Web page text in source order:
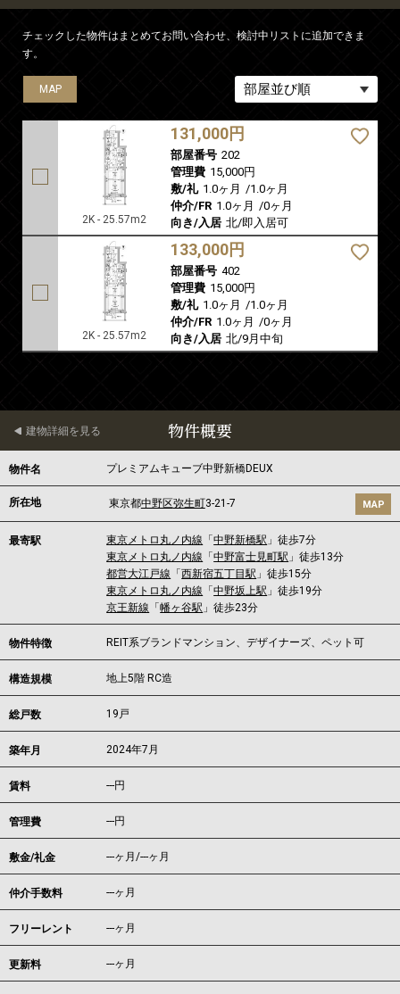
チェックした物件はまとめてお問い合わせ、検討中リストに追加できま
す。
MAP
2K - 25.57m2
131,000円
部屋番号 202
管理費 15,000円
敷/礼 1.0ヶ月 /1.0ヶ月
仲介/FR 1.0ヶ月 /0ヶ月
向き/入居 北/即入居可
MAP
2K - 25.57m2
133,000円
部屋番号 402
管理費 15,000円
敷/礼 1.0ヶ月 /1.0ヶ月
仲介/FR 1.0ヶ月 /0ヶ月
向き/入居 北/9月中旬
物件概要
建物詳細を見る
物件名 プレミアムキューブ中野新橋DEUX
所在地 東京都中野区弥生町3-21-7 MAP
最寄駅 東京メトロ丸ノ内線 「中野新橋駅 」徒歩7分
東京メトロ丸ノ内線 「中野富士見町駅 」徒歩13分
都営大江戸線 「西新宿五丁目駅 」徒歩15分
東京メトロ丸ノ内線 「中野坂上駅 」徒歩19分
京王新線 「幡ヶ谷駅 」徒歩23分
物件特徴 REIT系ブランドマンション、デザイナーズ、ペット可
構造規模 地上5階 RC造
総戸数 19戸
築年月 2024年7月
賃料 ---円
管理費 ---円
敷金/礼金 ---ヶ月/---ヶ月
仲介手数料 ---ヶ月
フリーレント ---ヶ月
更新料 ---ヶ月